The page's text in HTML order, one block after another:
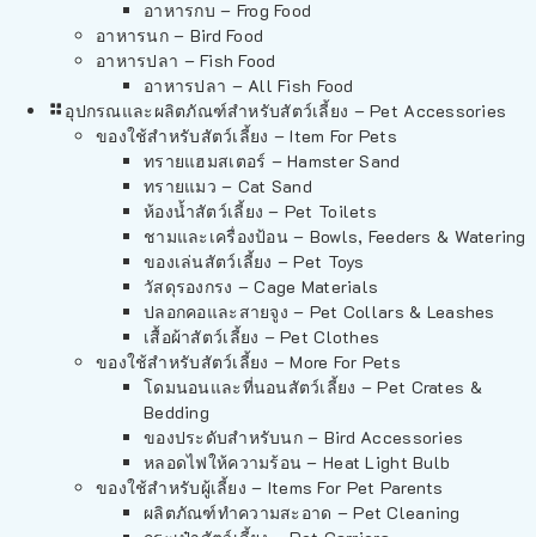
อาหารกบ – Frog Food
อาหารนก – Bird Food
อาหารปลา – Fish Food
อาหารปลา – All Fish Food
อุปกรณและผลิตภัณฑ์สำหรับสัตว์เลี้ยง – Pet Accessories
ของใช้สำหรับสัตว์เลี้ยง – Item For Pets
ทรายแฮมสเตอร์ – Hamster Sand
ทรายแมว – Cat Sand
ห้องน้ำสัตว์เลี้ยง – Pet Toilets
ชามและเครื่องป้อน – Bowls, Feeders & Watering
ของเล่นสัตว์เลี้ยง – Pet Toys
วัสดุรองกรง – Cage Materials
ปลอกคอและสายจูง – Pet Collars & Leashes
เสื้อผ้าสัตว์เลี้ยง – Pet Clothes
ของใช้สำหรับสัตว์เลี้ยง – More For Pets
โดมนอนและที่นอนสัตว์เลี้ยง – Pet Crates &
Bedding
ของประดับสำหรับนก – Bird Accessories
หลอดไฟให้ความร้อน – Heat Light Bulb
ของใช้สำหรับผู้เลี้ยง – Items For Pet Parents
ผลิตภัณฑ์ทำความสะอาด – Pet Cleaning